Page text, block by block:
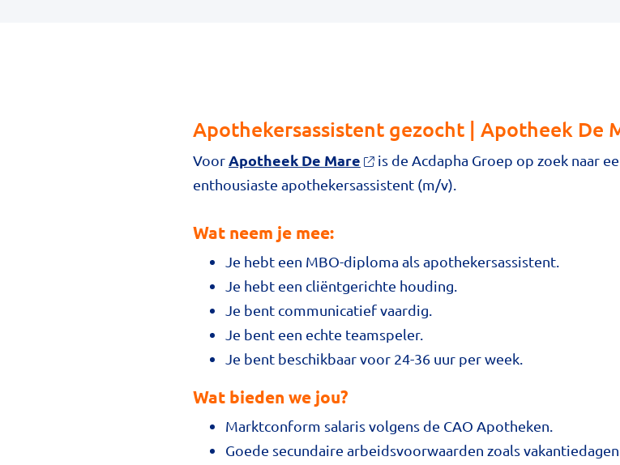
Apothekersassistent gezocht | Apotheek De
VoorApotheek De Mare
is de Acdapha Groep op zoek naar
enthousiaste apothekersassistent (m/v).
Wat neem je mee:
Je hebt een MBO-diploma als apothekersassistent.
Je hebt een cliëntgerichte houding.
Je bent communicatief vaardig.
Je bent een echte teamspeler.
Je bent beschikbaar voor 24-36 uur per week.
Wat bieden we jou?
Marktconform salaris volgens de CAO Apotheken.
Goede secundaire arbeidsvoorwaarden zoals